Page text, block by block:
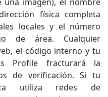
física completa
locales y el número
de área. Cualquier
el código interno y tu
Profile fracturará la
de verificación. Si tu
utiliza redes de